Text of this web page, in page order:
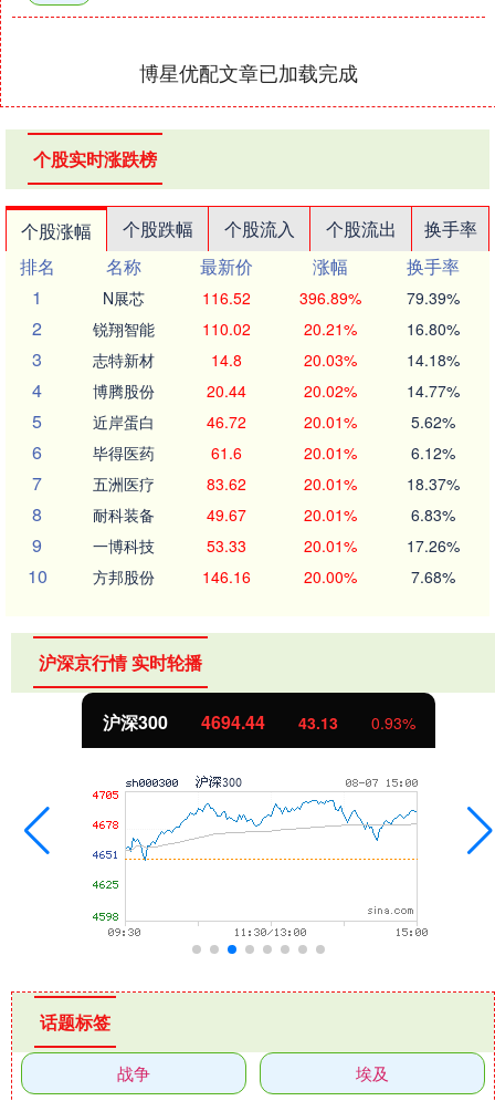
博星优配文章已加载完成
个股实时涨跌榜
个股涨幅 个股跌幅 个股流入 个股流出
换手率
排名
名称 最新价 涨幅
换手率
1
N展芯 116.52 396.89% 79.39%
2 锐翔智能 110.02 20.21% 16.80%
3 志特新材 14.8 20.03% 14.18%
4 博腾股份 20.44 20.02% 14.77%
5 近岸蛋白 46.72 20.01% 5.62%
6 毕得医药 61.6 20.01% 6.12%
7 五洲医疗 83.62 20.01% 18.37%
8 耐科装备 49.67 20.01% 6.83%
9 一博科技 53.33 20.01% 17.26%
10 方邦股份 146.16 20.00% 7.68%
沪深京行情 实时轮播
北证50 1134.24
话题标签
战争 埃及